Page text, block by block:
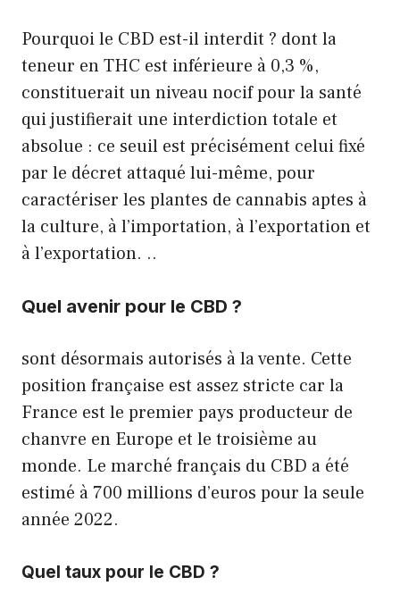
Pourquoi le CBD est-il interdit ? dont la
teneur en THC est inférieure à 0,3 %,
constituerait un niveau nocif pour la santé
qui justifierait une interdiction totale et
absolue : ce seuil est précisément celui fixé
par le décret attaqué lui-même, pour
caractériser les plantes de cannabis aptes à
la culture, à l’importation, à l’exportation et
à l’exportation. ..
Quel avenir pour le CBD ?
sont désormais autorisés à la vente. Cette
position française est assez stricte car la
France est le premier pays producteur de
chanvre en Europe et le troisième au
monde. Le marché français du CBD a été
estimé à 700 millions d’euros pour la seule
année 2022.
Quel taux pour le CBD ?